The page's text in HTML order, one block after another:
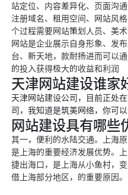
站定位、内容差异化、页面沟
注册域名、租用空间、网站风
个过程需要网站策划人 员、美
网站是企业展示自身形象、发
台、新天地， 款耐扬进而可以
的投入获得极大的收益和利润
天津网站建设谁家
天津网站建设公司，目前正处
司，我知道是筑美网络，你可以
网站建设具有哪些
其一，便利的水陆交通。上海
是上海的重要经济发展优势。
捷出海口，是上海从小鱼村，
借上海部分地区，的重要原因。